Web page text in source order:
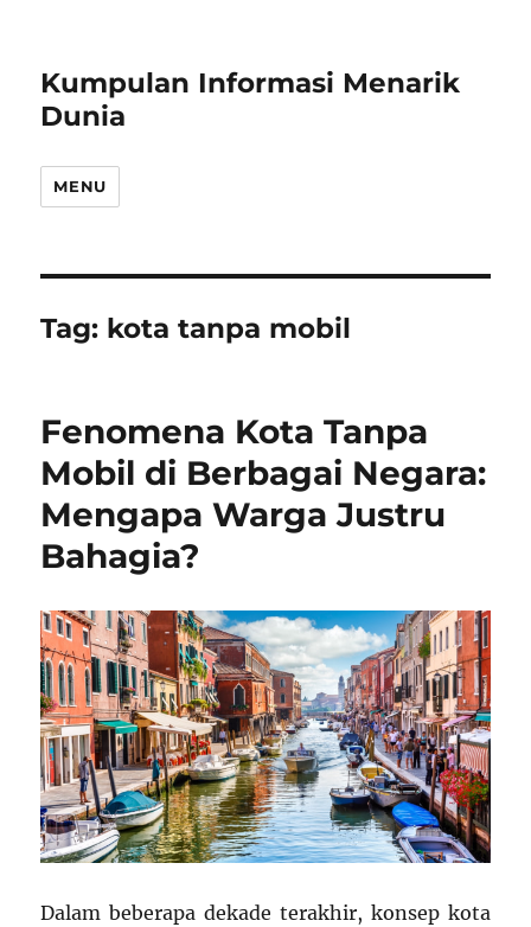
Kumpulan Informasi Menarik
Dunia
MENU
Tag: kota tanpa mobil
Fenomena Kota Tanpa
Mobil di Berbagai Negara:
Mengapa Warga Justru
Bahagia?
Dalam beberapa dekade terakhir, konsep kota